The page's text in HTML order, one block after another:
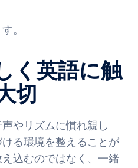
。
く英語に触
切
やリズムに慣れ親し
る環境を整えることが
込むのではなく、一緒